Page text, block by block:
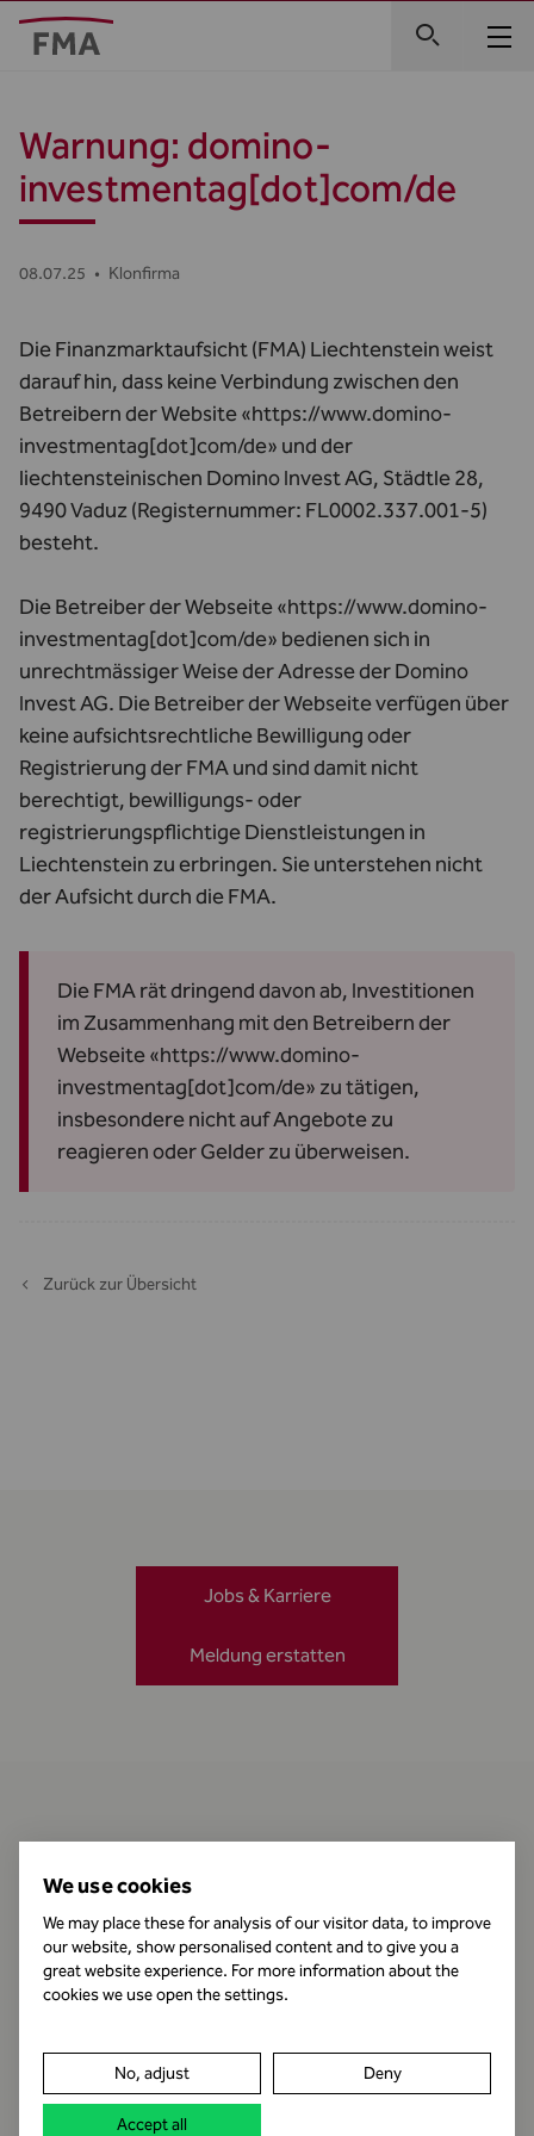
Warnung: domino-
investmentag[dot]com/de
08.07.25 • Klonfirma
Die Finanzmarktaufsicht (FMA) Liechtenstein weist
darauf hin, dass keine Verbindung zwischen den
Betreibern der Website «https://www.domino-
investmentag[dot]com/de» und der
liechtensteinischen Domino Invest AG, Städtle 28,
9490 Vaduz (Registernummer: FL­0002.337.001­-5)
besteht.
Die Betreiber der Webseite «https://www.domino-
investmentag[dot]com/de» bedienen sich in
unrechtmässiger Weise der Adresse der Domino
Invest AG. Die Betreiber der Webseite verfügen über
keine aufsichtsrechtliche Bewilligung oder
Registrierung der FMA und sind damit nicht
berechtigt, bewilligungs- oder
registrierungspflichtige Dienstleistungen in
Liechtenstein zu erbringen. Sie unterstehen nicht
der Aufsicht durch die FMA.
Die FMA rät dringend davon ab, Investitionen
im Zusammenhang mit den Betreibern der
Webseite «https://www.domino-
investmentag[dot]com/de» zu tätigen,
insbesondere nicht auf Angebote zu
reagieren oder Gelder zu überweisen.
Zurück zur Übersicht
Öffnungszeiten
Datenschutz
Jobs & Karriere
Meldung erstatten
We use cookies
We may place these for analysis of our visitor data, to improve
our website, show personalised content and to give you a
great website experience. For more information about the
cookies we use open the settings.
No, adjust Deny
Accept all